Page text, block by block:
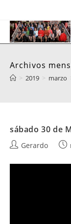
contenido
Archivos
> 2019 > marzo
sábado 30 de
Autor
la
Gerardo
la